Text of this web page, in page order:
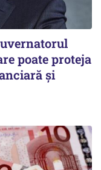
poate proteja
și